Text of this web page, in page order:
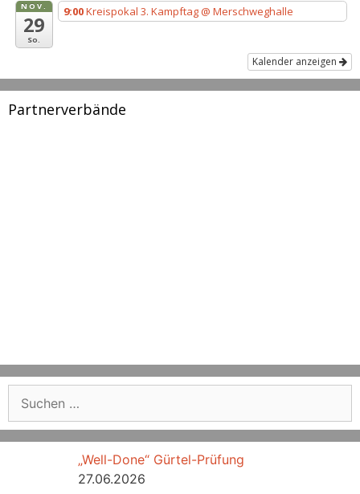
NOV.
29
So.
9:00Kreispokal 3. Kampftag@ Merschweghalle
Kalender anzeigen
Partnerverbände
nach:
„Well-Done“ Gürtel-Prüfung
27.06.2026